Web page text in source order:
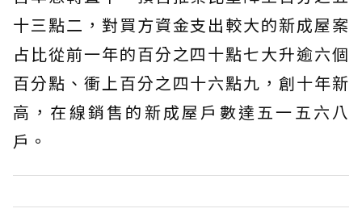
十三點二，對買方資金支出較大的新成屋案
占比從前一年的百分之四十點七大升逾六個
百分點、衝上百分之四十六點九，創十年新
高，在線銷售的新成屋戶數達五一五六八
戶。